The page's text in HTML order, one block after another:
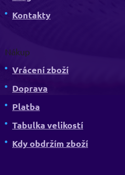
Kontakty
Nákup
Vrácení zboží
Doprava
Platba
Tabulka velikostí
Kdy obdržím zboží